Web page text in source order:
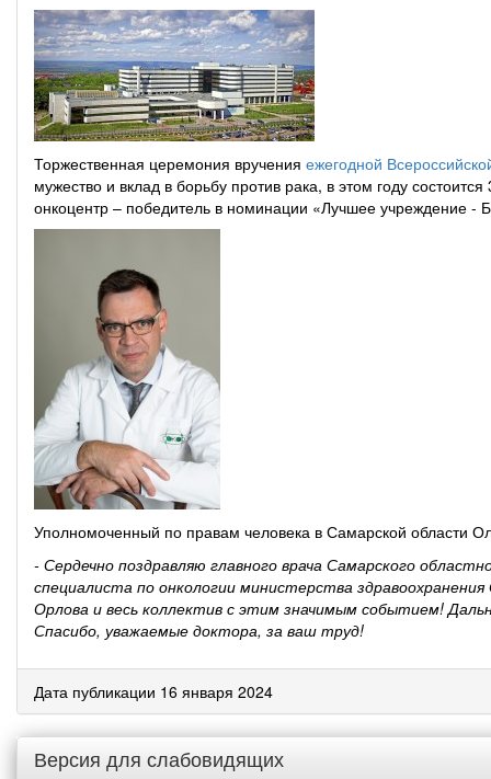
Торжественная церемония вручения ежегодной
мужество и вклад в борьбу против рака, в этом году
онкоцентр – победитель в номинации «Лучшее учреждение -
Уполномоченный по правам человека в Самарской области
- Сердечно поздравляю главного врача Самарского
специалиста по онкологии министерства
Орлова и весь коллектив с этим значимым событием!
Спасибо, уважаемые доктора, за ваш труд!
Дата публикации 16 января 2024
Версия для слабовидящих